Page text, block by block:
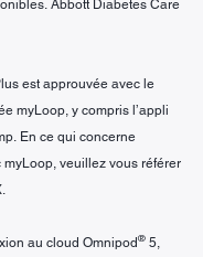
Abbott Diabetes Care
est approuvée avec le
myLoop, y compris l’appli
En ce qui concerne
myLoop, veuillez vous référer
au cloud Omnipod® 5,